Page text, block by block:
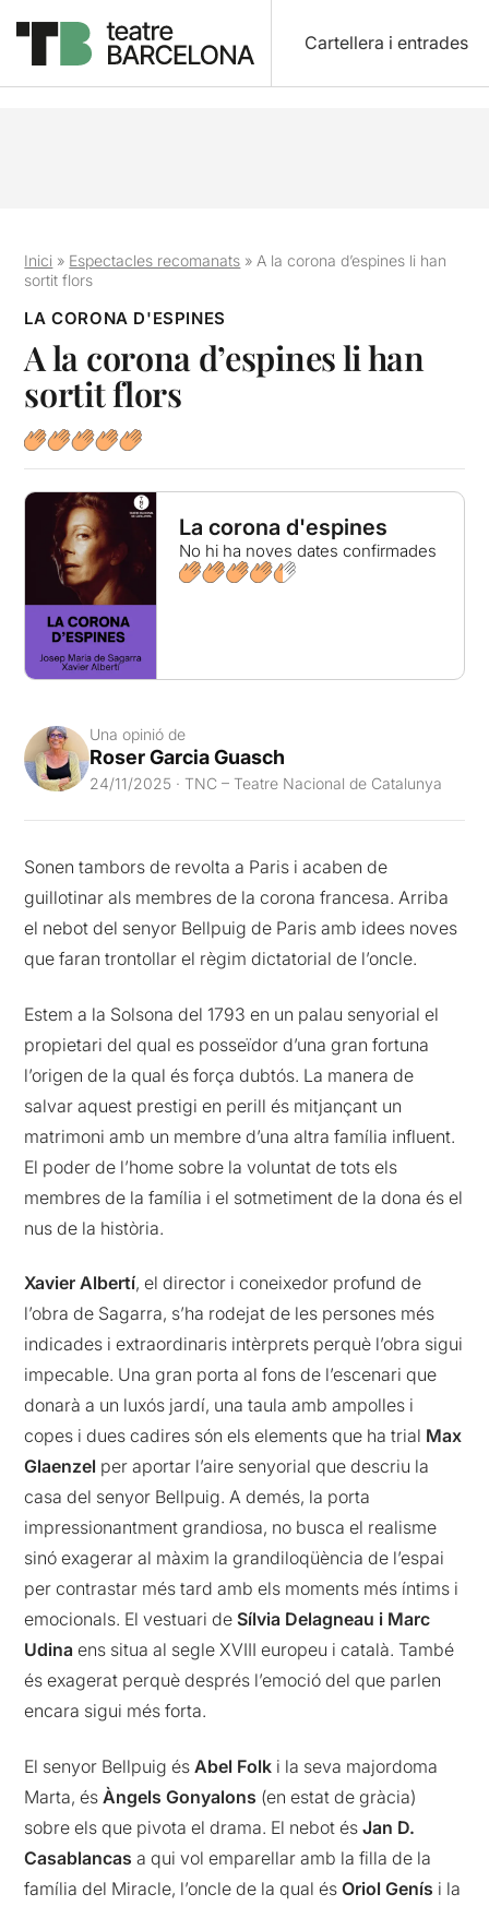
Cartellera i entrades
Inici » Espectacles recomanats » A la corona d’espines li han
sortit flors
LA CORONA D'ESPINES
A la corona d’espines li han
sortit flors
La corona d'espines
No hi ha noves dates confirmades
Una opinió de
Roser Garcia Guasch
24/11/2025 · TNC – Teatre Nacional de Catalunya
Sonen tambors de revolta a Paris i acaben de
guillotinar als membres de la corona francesa. Arriba
el nebot del senyor Bellpuig de Paris amb idees noves
que faran trontollar el règim dictatorial de l’oncle.
Estem a la Solsona del 1793 en un palau senyorial el
propietari del qual es posseïdor d’una gran fortuna
l’origen de la qual és força dubtós. La manera de
salvar aquest prestigi en perill és mitjançant un
matrimoni amb un membre d’una altra família influent.
El poder de l’home sobre la voluntat de tots els
membres de la família i el sotmetiment de la dona és el
nus de la història.
Xavier Albertí, el director i coneixedor profund de
l’obra de Sagarra, s’ha rodejat de les persones més
indicades i extraordinaris intèrprets perquè l’obra sigui
impecable. Una gran porta al fons de l’escenari que
donarà a un luxós jardí, una taula amb ampolles i
copes i dues cadires són els elements que ha trial Max
Glaenzel per aportar l’aire senyorial que descriu la
casa del senyor Bellpuig. A demés, la porta
impressionantment grandiosa, no busca el realisme
sinó exagerar al màxim la grandiloqüència de l’espai
per contrastar més tard amb els moments més íntims i
emocionals. El vestuari deSílvia Delagneau i Marc
Udinaens situa al segle XVIII europeu i català. També
és exagerat perquè després l’emoció del que parlen
encara sigui més forta.
El senyor Bellpuig ésAbel Folk i la seva majordoma
Marta, ésÀngels Gonyalons (en estat de gràcia)
sobre els que pivota el drama. El nebot ésJan D.
Casablancasa qui vol emparellar amb la filla de la
família del Miracle, l’oncle de la qual ésOriol Genís i la